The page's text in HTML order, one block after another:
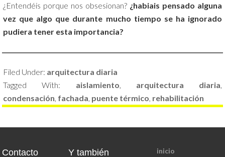
¿Entendéis porque nos obsesionan? ¿habiais pensado alguna
vez que algo que durante mucho tiempo se ha ignorado
pudiera tener esta importancia?
Filed Under: arquitectura diaria
Tagged With: aislamiento arquitectura diaria
condensación fachada puente térmico rehabilitación
Contacto Y también
inicio